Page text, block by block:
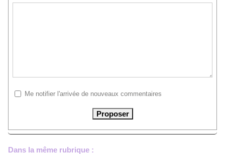
Me notifier l'arrivée de nouveaux commentaires
Dans la même rubrique :